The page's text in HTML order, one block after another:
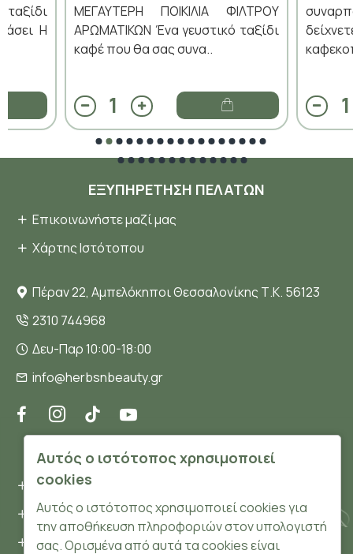
ταξίδι
Η
ΜΕΓΑΥΤΕΡΗ ΠΟΙΚΙΛΙΑ ΦΙΛΤΡΟΥ
ΑΡΩΜΑΤΙΚΩΝ Ένα γευστικό ταξίδι
καφέ που θα σας συνα..
ΕΞΥΠΗΡΈΤΗΣΗ ΠΕΛΑΤΏΝ
Επικοινωνήστε μαζί μας
Χάρτης Ιστότοπου
Πέραν 22, Αμπελόκηποι Θεσσαλονίκης Τ.Κ. 56123
2310 744968
Δευ-Παρ 10:00-18:00
info@herbsnbeauty.gr
ΠΛΗΡΟΦΟΡΊΕΣ
Όροι και συνθήκες
Προσωπικά δεδομένα
Ασφάλεια
Αυτός ο ιστότοπος χρησιμοποιεί
cookies
Αυτός ο ιστότοπος χρησιμοποιεί cookies για
την αποθήκευση πληροφοριών στον υπολογιστή
σας. Ορισμένα από αυτά τα cookies είναι